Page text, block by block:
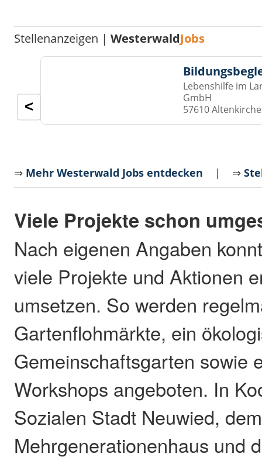
Stellenanzeigen |WesterwaldJobs
Lebenshilfe im
GmbH
57610
<
⇒ Mehr Westerwald Jobs entdecken | ⇒
Viele Projekte schon
Nach eigenen Angaben
viele Projekte und Aktionen
umsetzen. So werden
Gartenflohmärkte, ein
Gemeinschaftsgarten sowie
Workshops angeboten. In
Sozialen Stadt Neuwied, dem
Mehrgenerationenhaus und